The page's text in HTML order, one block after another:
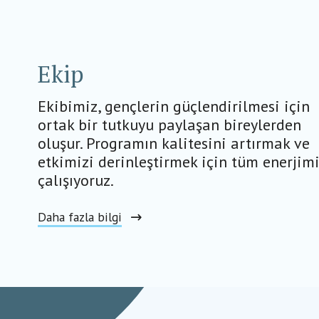
Ekip
Ekibimiz, gençlerin güçlendirilmesi için
ortak bir tutkuyu paylaşan bireylerden
oluşur. Programın kalitesini artırmak ve
etkimizi derinleştirmek için tüm
çalışıyoruz.
Daha fazla bilgi